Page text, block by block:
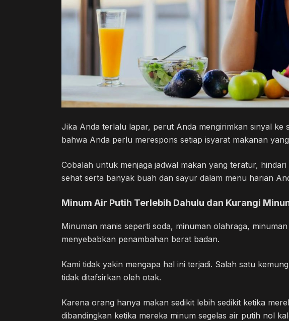
Jika Anda terlalu lapar, perut Anda mengirimkan sinyal ke
bahwa Anda perlu merespons setiap isyarat makanan
Cobalah untuk menjaga jadwal makan yang teratur,
sehat serta banyak buah dan sayur dalam menu harian
Minum Air Putih Terlebih Dahulu dan Kurangi
Minuman manis seperti soda, minuman olahraga,
menyebabkan penambahan berat badan.
Kami tidak yakin mengapa hal ini terjadi. Salah satu
tidak ditafsirkan oleh otak.
Karena orang hanya makan sedikit lebih sedikit ketika
dibandingkan ketika mereka minum segelas air putih nol